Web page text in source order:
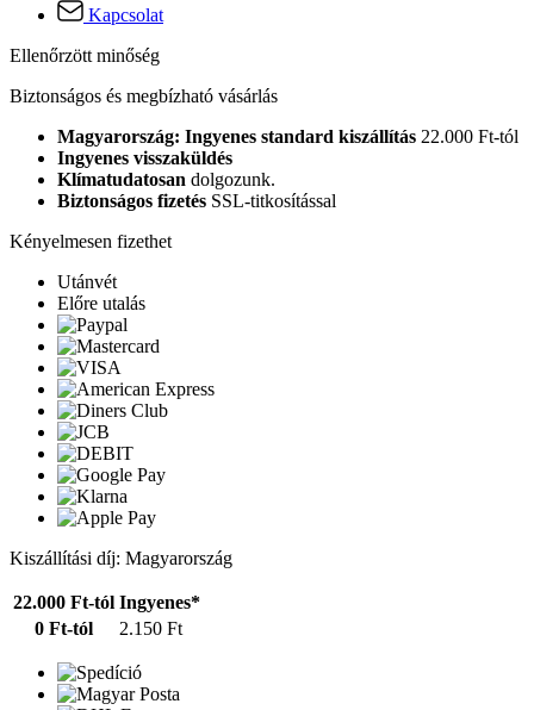
Kapcsolat
Ellenőrzött minőség
Biztonságos és megbízható vásárlás
Magyarország: Ingyenes standard kiszállítás 22.000 Ft-tól
Ingyenes visszaküldés
Klímatudatosan dolgozunk.
Biztonságos fizetés SSL-titkosítással
Kényelmesen fizethet
Utánvét
Előre utalás
Kiszállítási díj: Magyarország
22.000 Ft-tól Ingyenes*
0 Ft-tól
2.150 Ft